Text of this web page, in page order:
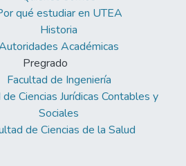
qué estudiar en UTEA
Historia
Académicas
Pregrado
Facultad de Ingeniería
Ciencias Jurídicas Contables y
Sociales
de Ciencias de la Salud